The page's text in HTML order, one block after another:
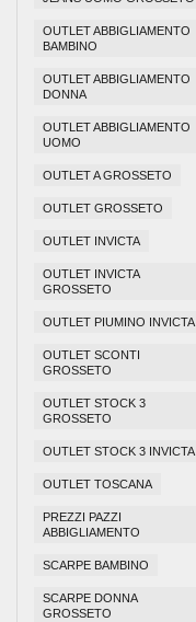
OUTLET ABBIGLIAMENTO
BAMBINO
OUTLET ABBIGLIAMENTO
DONNA
OUTLET ABBIGLIAMENTO
UOMO
OUTLET A GROSSETO
OUTLET GROSSETO
OUTLET INVICTA
OUTLET INVICTA
GROSSETO
OUTLET PIUMINO INVICTA
OUTLET SCONTI
GROSSETO
OUTLET STOCK 3
GROSSETO
OUTLET STOCK 3 INVICTA
OUTLET TOSCANA
PREZZI PAZZI
ABBIGLIAMENTO
SCARPE BAMBINO
SCARPE DONNA
GROSSETO